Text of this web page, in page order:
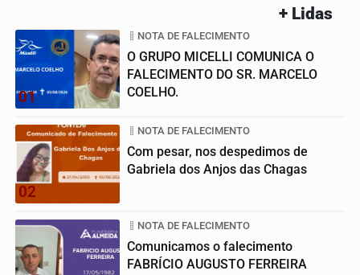
+ Lidas
01
NOTA DE FALECIMENTO
O GRUPO MICELLI COMUNICA O
FALECIMENTO DO SR. MARCELO
COELHO.
02
NOTA DE FALECIMENTO
Com pesar, nos despedimos de
Gabriela dos Anjos das Chagas
NOTA DE FALECIMENTO
Comunicamos o falecimento
FABRÍCIO AUGUSTO FERREIRA